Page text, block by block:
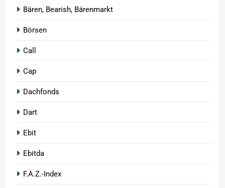
Bären, Bearish, Bärenmarkt
Börsen
Call
Cap
Dachfonds
Dart
Ebit
Ebitda
F.A.Z.-Index